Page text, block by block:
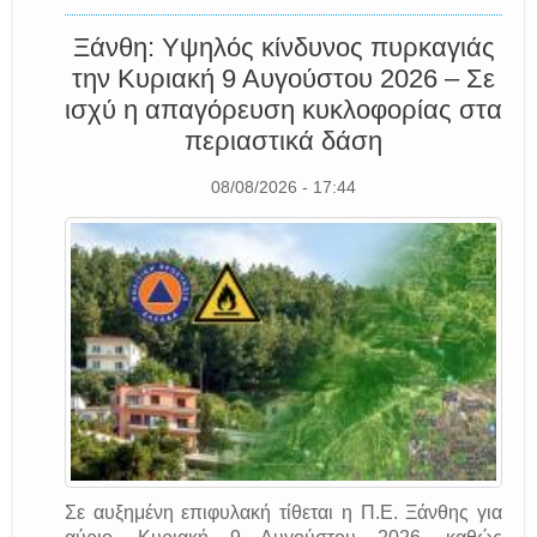
Ξάνθη: Υψηλός κίνδυνος πυρκαγιάς
την Κυριακή 9 Αυγούστου 2026 – Σε
ισχύ η απαγόρευση κυκλοφορίας στα
περιαστικά δάση
08/08/2026 - 17:44
Σε αυξημένη επιφυλακή τίθεται η Π.Ε. Ξάνθης για